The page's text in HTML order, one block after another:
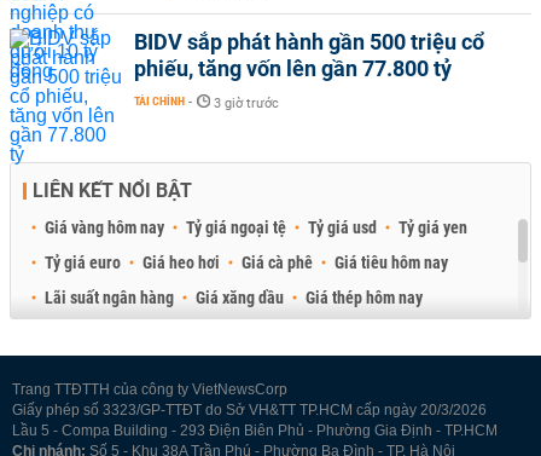
BIDV sắp phát hành gần 500 triệu cổ
phiếu, tăng vốn lên gần 77.800 tỷ
TÀI CHÍNH - 3 giờ trước
LIÊN KẾT NỔI BẬT
Giá vàng hôm nay Tỷ giá ngoại tệ Tỷ giá usd
Tỷ giá yen
Tỷ giá euro
Giá heo hơi Giá cà phê
Giá tiêu hôm nay
Lãi suất ngân hàng
Giá xăng dầu
Giá thép hôm nay
Trang TTĐTTH của công ty VietNewsCorp
Giấy phép số 3323/GP-TTĐT do Sở VH&TT TP.HCM cấp ngày 20/3/2026
Lầu 5 - Compa Building - 293 Điện Biên Phủ - Phường Gia Định - TP.HCM
Chi nhánh: Số 5 - Khu 38A Trần Phú - Phường Ba Đình - TP. Hà Nội